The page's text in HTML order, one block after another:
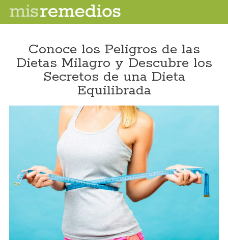
Conoce los Peligros de las
Dietas Milagro y Descubre los
Secretos de una Dieta
Equilibrada